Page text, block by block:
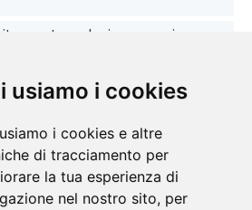
usiamo i cookies
i cookies e altre
di tracciamento per
la tua esperienza di
nel nostro sito, per
con tecnologia responsive
XHTML realizzati ad hoc
delle categorie di prodotto e
dello slideshow in home page